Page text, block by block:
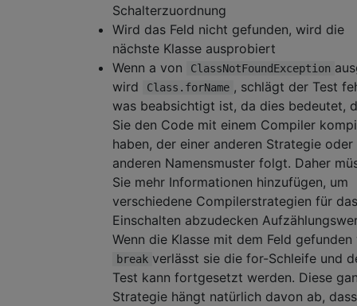
Schalterzuordnung
Wird das Feld nicht gefunden, wird die
nächste Klasse ausprobiert
Wenn a von
ClassNotFoundException
wird
Class.forName , schlägt der Test
was beabsichtigt ist, da dies bedeutet,
Sie den Code mit einem Compiler
haben, der einer anderen Strategie oder
anderen Namensmuster folgt. Daher
Sie mehr Informationen hinzufügen, um
verschiedene Compilerstrategien für das
Einschalten abzudecken
Wenn die Klasse mit dem Feld gefunden
break verlässt sie die for-Schleife und
Test kann fortgesetzt werden. Diese
Strategie hängt natürlich davon ab, dass